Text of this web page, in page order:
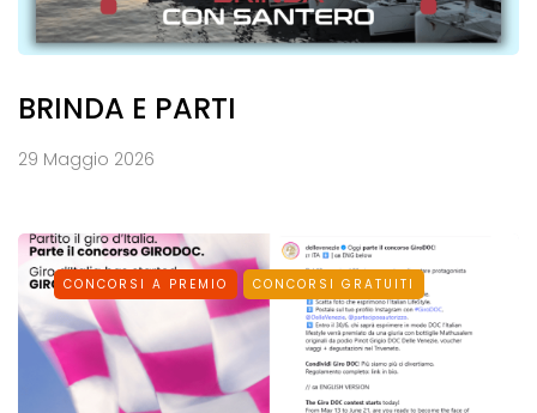
BRINDA E PARTI
29 Maggio 2026
CONCORSI A PREMIO CONCORSI GRATUITI